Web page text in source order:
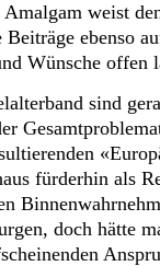
Amalgam weist
Beiträge ebenso
Wünsche offen
sind
fürderhin als
doch hätte